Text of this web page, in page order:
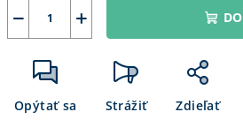
+
−
Opýtať sa Strážiť Zdieľať